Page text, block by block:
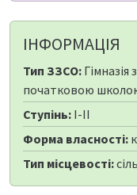
ІНФОРМАЦІЯ
Тип ЗЗСО:
початковою
Ступінь: I-II
Форма власності:
Тип місцевості: